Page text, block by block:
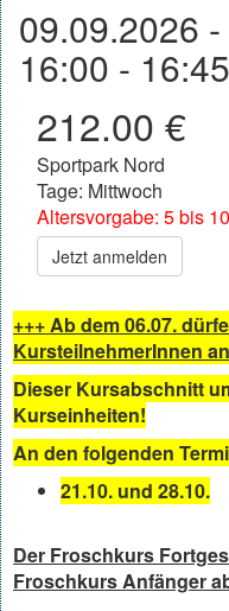
09.09.2026
16:00 -
212.00 €
Sportpark Nord
Tage: Mittwoch
Altersvorgabe: 5 bis
Jetzt anmelden
+++ Ab dem 06.07.
KursteilnehmerInnen
Dieser Kursabschnitt
Kurseinheiten!
An den folgenden
21.10. und 28.10.
Der Froschkurs
Froschkurs Anfänger